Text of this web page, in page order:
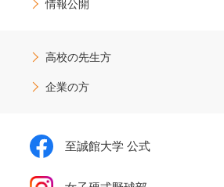
情報公開
高校の先生方
企業の方
至誠館大学 公式